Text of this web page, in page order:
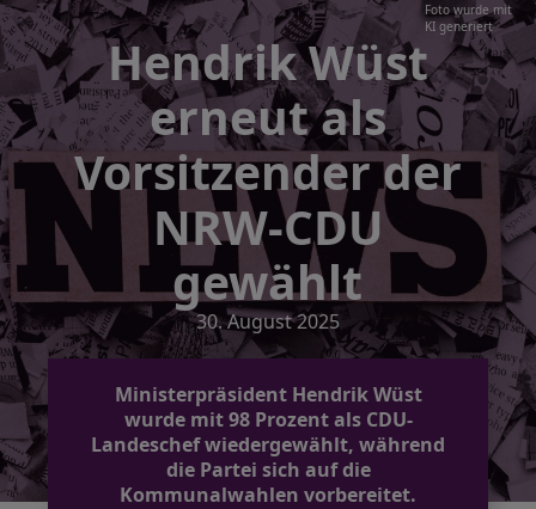
Foto wurde mit
KI generiert
Hendrik Wüst
erneut als
Vorsitzender der
NRW-CDU
gewählt
30. August 2025
Ministerpräsident Hendrik Wüst
wurde mit 98 Prozent als CDU-
Landeschef wiedergewählt, während
die Partei sich auf die
Kommunalwahlen vorbereitet.